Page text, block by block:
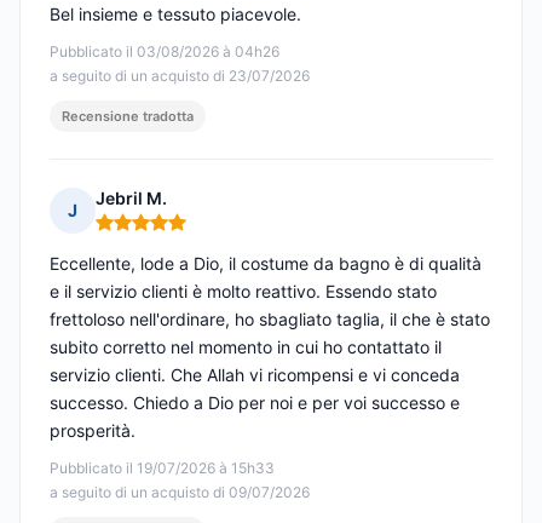
Pubblicato il 03/08/2026 à 04h26
a seguito di un acquisto di 23/07/2026
Bel insieme e tessuto piacevole.
Recensione tradotta
J
Jebril M.
Nota: 5 su 5
Pubblicato il 19/07/2026 à 15h33
a seguito di un acquisto di 09/07/2026
Eccellente, lode a Dio, il costume da bagno è di qualità
e il servizio clienti è molto reattivo. Essendo stato
frettoloso nell'ordinare, ho sbagliato taglia, il che è stato
subito corretto nel momento in cui ho contattato il
servizio clienti. Che Allah vi ricompensi e vi conceda
successo. Chiedo a Dio per noi e per voi successo e
prosperità.